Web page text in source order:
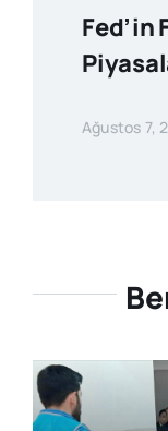
Fed’in
Ağustos 7,